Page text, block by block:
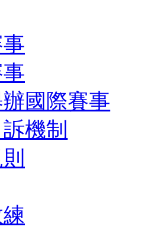
國際賽事
機制